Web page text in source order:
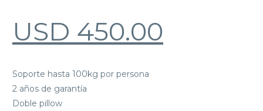
USD 450.00
Soporte hasta 100kg por persona
2 años de garantía
Doble pillow